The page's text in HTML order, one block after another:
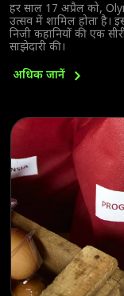
हर साल 17 अप्रैल को,
उत्सव में शामिल होता है।
निजी कहानियों की एक
साझेदारी की।
अधिक जानें